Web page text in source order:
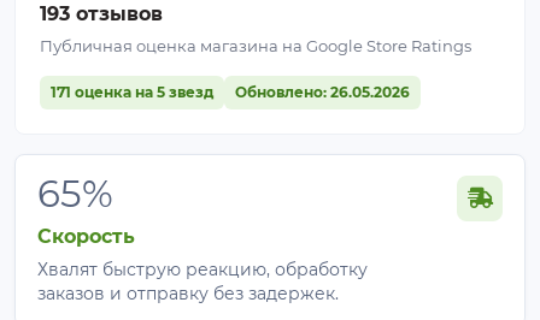
193 отзывов
Публичная оценка магазина на Google Store Ratings
171 оценка на 5 звезд Обновлено: 26.05.2026
65%
Скорость
Хвалят быструю реакцию, обработку
заказов и отправку без задержек.